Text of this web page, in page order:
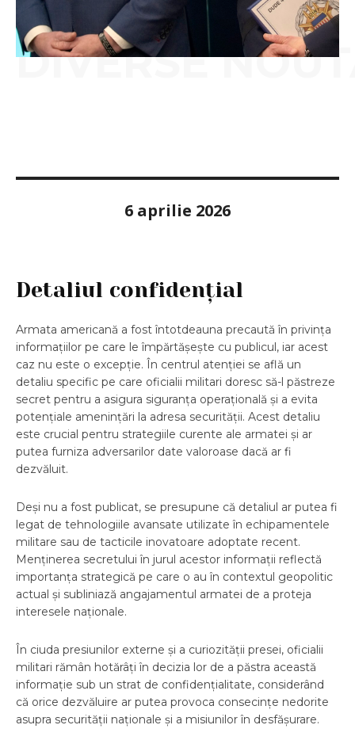
DIVERSE
6 aprilie 2026
Detaliul confidențial
Armata americană a fost întotdeauna precaută în privința
informațiilor pe care le împărtășește cu publicul, iar acest
caz nu este o excepție. În centrul atenției se află un
detaliu specific pe care oficialii militari doresc să-l păstreze
secret pentru a asigura siguranța operațională și a evita
potențiale amenințări la adresa securității. Acest detaliu
este crucial pentru strategiile curente ale armatei și ar
putea furniza adversarilor date valoroase dacă ar fi
dezvăluit.
Deși nu a fost publicat, se presupune că detaliul ar putea fi
legat de tehnologiile avansate utilizate în echipamentele
militare sau de tacticile inovatoare adoptate recent.
Menținerea secretului în jurul acestor informații reflectă
importanța strategică pe care o au în contextul geopolitic
actual și subliniază angajamentul armatei de a proteja
interesele naționale.
În ciuda presiunilor externe și a curiozității presei, oficialii
militari rămân hotărâți în decizia lor de a păstra această
informație sub un strat de confidențialitate, considerând
că orice dezvăluire ar putea provoca consecințe nedorite
asupra securității naționale și a misiunilor în desfășurare.